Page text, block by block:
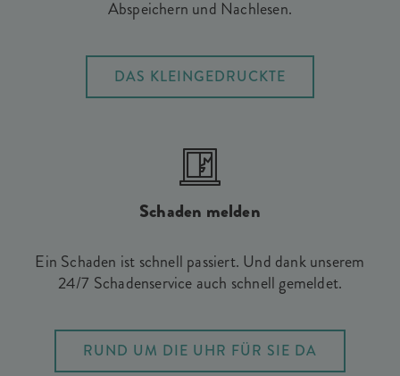
Abspeichern und Nachlesen.
DAS KLEINGEDRUCKTE
Schaden melden
Ein Schaden ist schnell passiert. Und dank unserem
24/7 Schadenservice auch schnell gemeldet.
RUND UM DIE UHR FÜR SIE DA